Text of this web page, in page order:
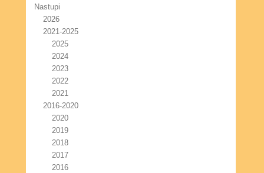
Nastupi
2026
2021-2025
2025
2024
2023
2022
2021
2016-2020
2020
2019
2018
2017
2016